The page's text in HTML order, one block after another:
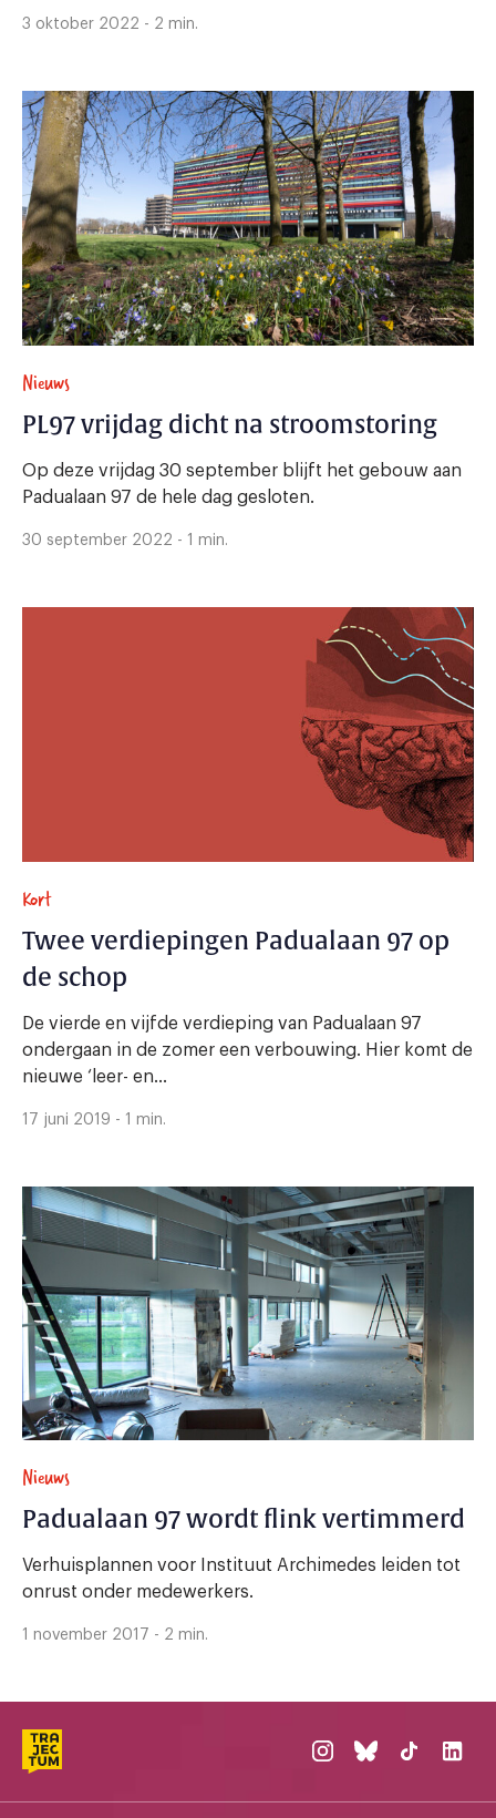
3 oktober 2022 - 2 min.
Nieuws
PL97 vrijdag dicht na stroomstoring
Op deze vrijdag 30 september blijft het gebouw aan
Padualaan 97 de hele dag gesloten.
30 september 2022 - 1 min.
Kort
Twee verdiepingen Padualaan 97 op
de schop
De vierde en vijfde verdieping van Padualaan 97
ondergaan in de zomer een verbouwing. Hier komt de
nieuwe ‘leer- en...
17 juni 2019 - 1 min.
Nieuws
Padualaan 97 wordt flink vertimmerd
Verhuisplannen voor Instituut Archimedes leiden tot
onrust onder medewerkers.
1 november 2017 - 2 min.